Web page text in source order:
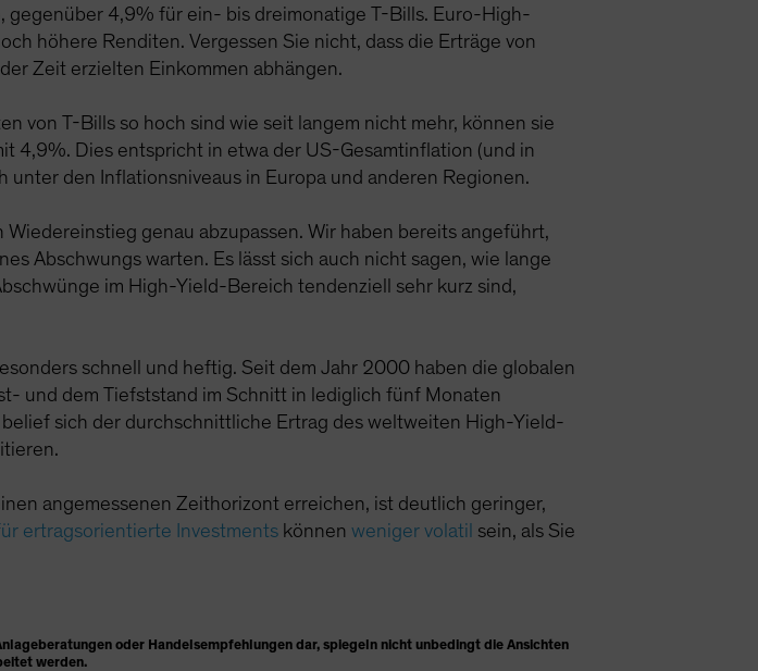
4,9% für ein- bis dreimonatige T-Bills. Euro-High-
höhere Renditen. Vergessen Sie nicht, dass die Erträge von
Zeit erzielten Einkommen abhängen.
von T-Bills so hoch sind wie seit langem nicht mehr, können sie
4,9%. Dies entspricht in etwa der US-Gesamtinflation (und in
den Inflationsniveaus in Europa und anderen Regionen.
genau abzupassen. Wir haben bereits angeführt,
Abschwungs warten. Es lässt sich auch nicht sagen, wie lange
im High-Yield-Bereich tendenziell sehr kurz sind,
schnell und heftig. Seit dem Jahr 2000 haben die globalen
und dem Tiefststand im Schnitt in lediglich fünf Monaten
sich der durchschnittliche Ertrag des weltweiten High-Yield-
angemessenen Zeithorizont erreichen, ist deutlich geringer,
ertragsorientierte Investments könnenweniger volatil sein, als Sie
oder Handelsempfehlungen dar, spiegeln nicht unbedingt die Ansichten
werden.